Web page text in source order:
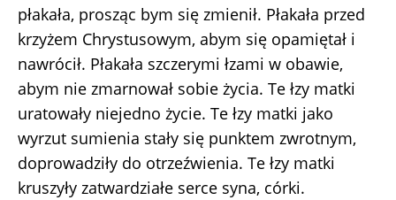
płakała, prosząc bym się zmienił. Płakała przed
krzyżem Chrystusowym, abym się opamiętał i
nawrócił. Płakała szczerymi łzami w obawie,
abym nie zmarnował sobie życia. Te łzy matki
uratowały niejedno życie. Te łzy matki jako
wyrzut sumienia stały się punktem zwrotnym,
doprowadziły do otrzeźwienia. Te łzy matki
kruszyły zatwardziałe serce syna, córki.